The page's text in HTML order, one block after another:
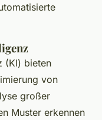
(KI) bieten
von
großer
Muster erkennen